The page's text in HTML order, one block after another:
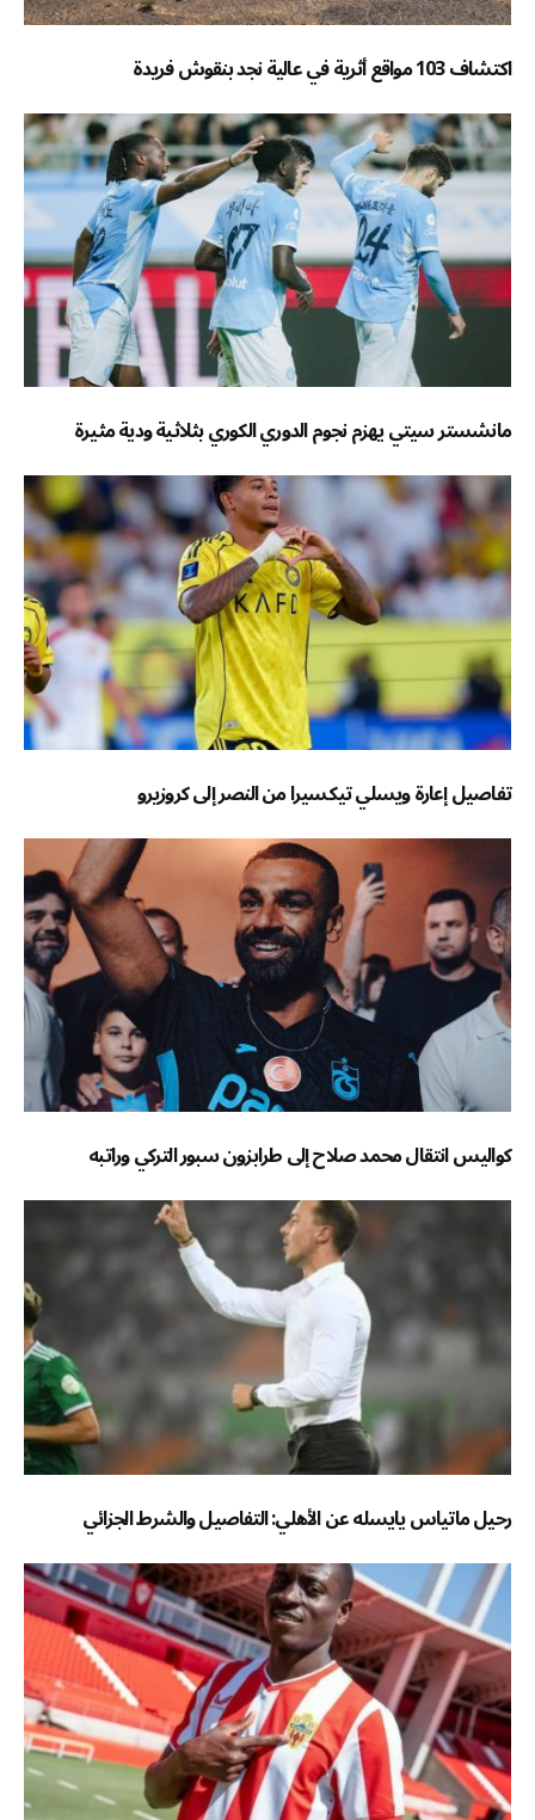
اكتشاف 103 مواقع أثرية في عالية نجد بنقوش فريدة
مانشستر سيتي يهزم نجوم الدوري الكوري بثلاثية ودية مثيرة
تفاصيل إعارة ويسلي تيكسيرا من النصر إلى كروزيرو
كواليس انتقال محمد صلاح إلى طرابزون سبور التركي وراتبه
رحيل ماتياس يايسله عن الأهلي: التفاصيل والشرط الجزائي